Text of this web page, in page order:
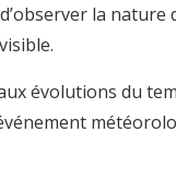
la nature
évolutions du